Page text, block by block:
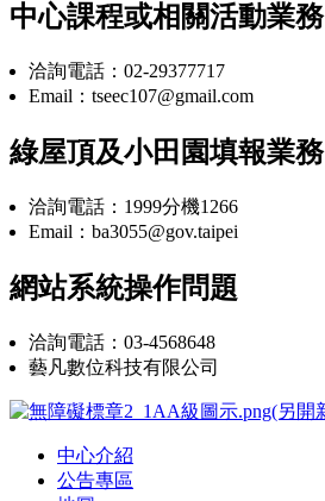
中心課程或相關活動業務
洽詢電話：02-29377717
Email：tseec107@gmail.com
綠屋頂及小田園填報業務
洽詢電話：1999分機1266
Email：ba3055@gov.taipei
網站系統操作問題
洽詢電話：03-4568648
藝凡數位科技有限公司
中心介紹
公告專區